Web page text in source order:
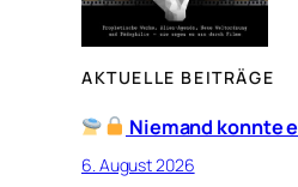
AKTUELLE BEITRÄGE
Niemand konnte
6. August 2026